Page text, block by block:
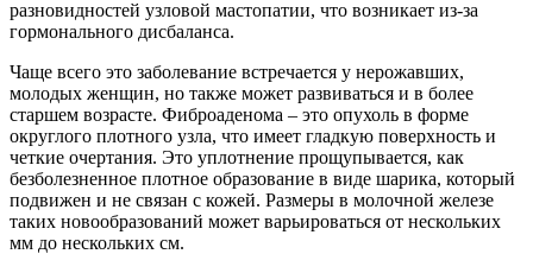
разновидностей узловой мастопатии, что возникает из-за
гормонального дисбаланса.
Чаще всего это заболевание встречается у нерожавших,
молодых женщин, но также может развиваться и в более
старшем возрасте. Фиброаденома – это опухоль в форме
округлого плотного узла, что имеет гладкую поверхность и
четкие очертания. Это уплотнение прощупывается, как
безболезненное плотное образование в виде шарика, который
подвижен и не связан с кожей. Размеры в молочной железе
таких новообразований может варьироваться от нескольких
мм до нескольких см.